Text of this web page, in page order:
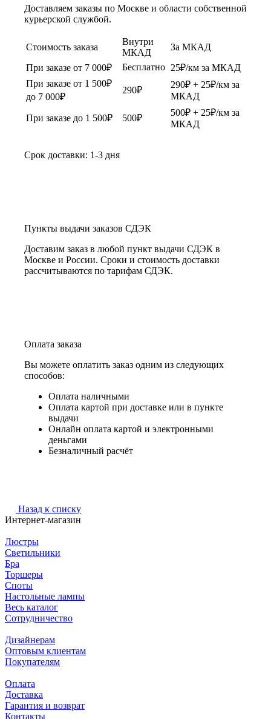
Доставляем заказы по Москве и области собственной
курьерской службой.
Стоимость заказа
Внутри
МКАД
За МКАД
При заказе от 7 000₽
Бесплатно 25₽/км за МКАД
При заказе от 1 500₽
до 7 000₽
290₽
290₽ + 25₽/км за
МКАД
При заказе до 1 500₽ 500₽
500₽ + 25₽/км за
МКАД
Срок доставки: 1-3 дня
Пункты выдачи заказов СДЭК
Доставим заказ в любой пункт выдачи СДЭК в
Москве и России. Сроки и стоимость доставки
рассчитываются по тарифам СДЭК.
Оплата заказа
Вы можете оплатить заказ одним из следующих
способов:
Оплата наличными
Оплата картой при доставке или в пункте
выдачи
Онлайн оплата картой и электронными
деньгами
Безналичный расчёт
Назад к списку
Интернет-магазин
Люстры
Светильники
Бра
Торшеры
Споты
Настольные лампы
Весь каталог
Сотрудничество
Дизайнерам
Оптовым клиентам
Покупателям
Оплата
Доставка
Гарантия и возврат
Контакты